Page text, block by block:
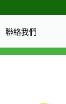
聯絡我們